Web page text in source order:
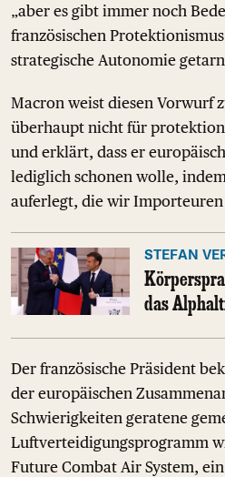
„aber es gibt immer noch
französischen
strategische Autonomie
Macron weist diesen Vorwurf
überhaupt nicht für
und erklärt, dass er
lediglich schonen wolle,
auferlegt, die wir
STEFAN
das
Der französische Präsident
der europäischen
Schwierigkeiten geratene
Luftverteidigungsprogramm
Future Combat Air System,